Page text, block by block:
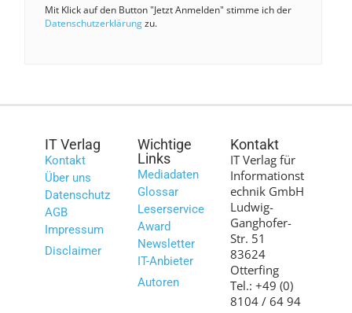
Mit Klick auf den Button "Jetzt Anmelden" stimme ich der
Datenschutzerklärungzu.
IT Verlag
Kontakt
Über uns
Datenschutz
AGB
Impressum
Disclaimer
Wichtige
Links
Mediadaten
Glossar
Leserservice
Award
Newsletter
IT-Anbieter
Autoren
Kontakt
IT Verlag für
Informationst
echnik GmbH
Ludwig-
Ganghofer-
Str. 51
83624
Otterfing
Tel.: +49 (0)
8104 / 64 94